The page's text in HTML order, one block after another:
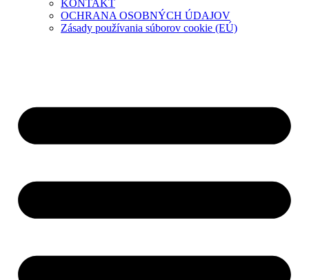
KONTAKT
OCHRANA OSOBNÝCH ÚDAJOV
Zásady používania súborov cookie (EÚ)